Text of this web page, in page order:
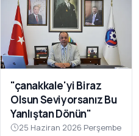
"çanakkale'yi Biraz
Olsun Seviyorsanız Bu
Yanlıştan Dönün"
25 Haziran 2026 Perşembe